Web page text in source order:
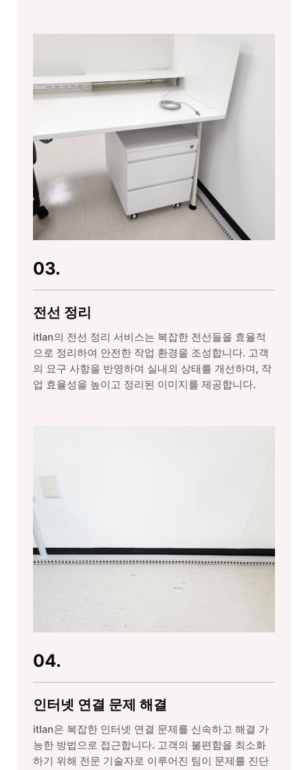
03.
전선 정리
itlan의 전선 정리 서비스는 복잡한 전선들을 효율적
으로 정리하여 안전한 작업 환경을 조성합니다. 고객
의 요구 사항을 반영하여 실내외 상태를 개선하며, 작
업 효율성을 높이고 정리된 이미지를 제공합니다.
04.
인터넷 연결 문제 해결
itlan은 복잡한 인터넷 연결 문제를 신속하고 해결 가
능한 방법으로 접근합니다. 고객의 불편함을 최소화
하기 위해 전문 기술자로 이루어진 팀이 문제를 진단